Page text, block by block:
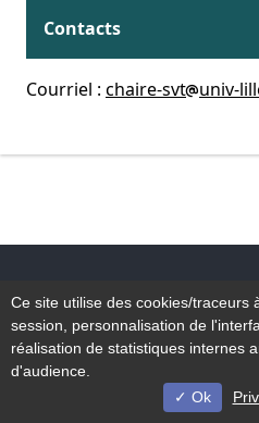
Contacts
Courriel : chaire-svt univ-
Accessibilité : non conforme
Plan du site
Mentions légales
© Université
Ce site utilise des cookies/traceurs
session, personnalisation de
réalisation de statistiques internes
d'audience.
Ok